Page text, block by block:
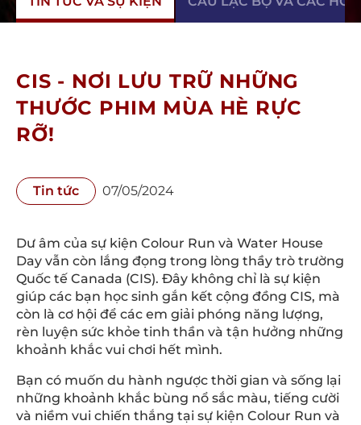
CIS - NƠI LƯU TRỮ NHỮNG
THƯỚC PHIM MÙA HÈ RỰC
RỠ!
Tin tức 07/05/2024
Dư âm của sự kiện Colour Run và Water House
Day vẫn còn lắng đọng trong lòng thầy trò trường
Quốc tế Canada (CIS). Đây không chỉ là sự kiện
giúp các bạn học sinh gắn kết cộng đồng CIS, mà
còn là cơ hội để các em giải phóng năng lượng,
rèn luyện sức khỏe tinh thần và tận hưởng những
khoảnh khắc vui chơi hết mình.
Bạn có muốn du hành ngược thời gian và sống lại
những khoảnh khắc bùng nổ sắc màu, tiếng cười
và niềm vui chiến thắng tại sự kiện Colour Run và